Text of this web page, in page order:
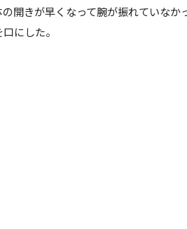
開きが早くなって腕が振れていな
にした。